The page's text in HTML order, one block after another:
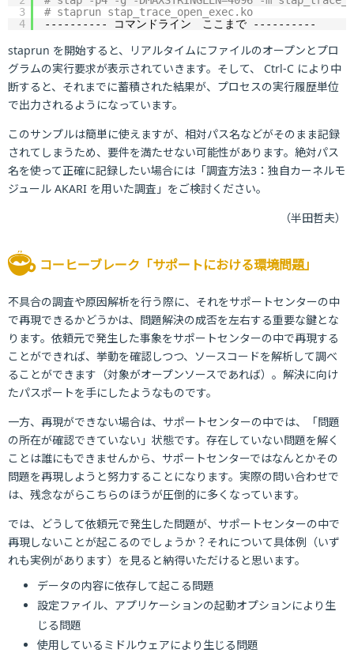
3
4
# staprun stap_trace_open_exec.ko
---------- コマンドライン　ここまで ----------
staprun を開始すると、リアルタイムにファイルのオープンとプロ
グラムの実行要求が表示されていきます。そして、 Ctrl-C により中
断すると、それまでに蓄積された結果が、プロセスの実行履歴単位
で出力されるようになっています。
このサンプルは簡単に使えますが、相対パス名などがそのまま記録
されてしまうため、要件を満たせない可能性があります。絶対パス
名を使って正確に記録したい場合には「調査方法3：独自カーネルモ
ジュール AKARI を用いた調査」をご検討ください。
（半田哲夫）
コーヒーブレーク「サポートにおける環境問題」
不具合の調査や原因解析を行う際に、それをサポートセンターの中
で再現できるかどうかは、問題解決の成否を左右する重要な鍵とな
ります。依頼元で発生した事象をサポートセンターの中で再現する
ことができれば、挙動を確認しつつ、ソースコードを解析して調べ
ることができます（対象がオープンソースであれば）。解決に向け
たパスポートを手にしたようなものです。
一方、再現ができない場合は、サポートセンターの中では、「問題
の所在が確認できていない」状態です。存在していない問題を解く
ことは誰にもできませんから、サポートセンターではなんとかその
問題を再現しようと努力することになります。実際の問い合わせで
は、残念ながらこちらのほうが圧倒的に多くなっています。
では、どうして依頼元で発生した問題が、サポートセンターの中で
再現しないことが起こるのでしょうか？それについて具体例（いず
れも実例があります）を見ると納得いただけると思います。
データの内容に依存して起こる問題
設定ファイル、アプリケーションの起動オプションにより生
じる問題
使用しているミドルウェアにより生じる問題